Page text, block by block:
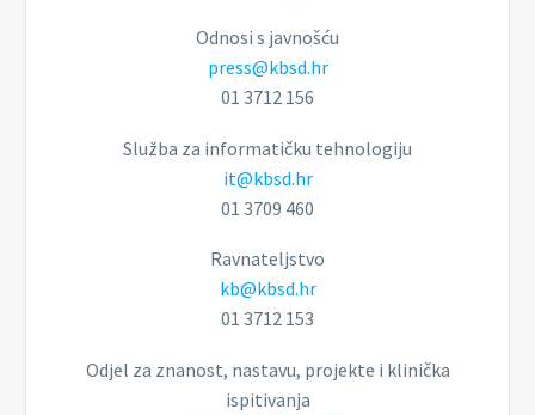
Odnosi s javnošću
press@kbsd.hr
01 3712 156
Služba za informatičku tehnologiju
it@kbsd.hr
01 3709 460
Ravnateljstvo
kb@kbsd.hr
01 3712 153
Odjel za znanost, nastavu, projekte i klinička
ispitivanja